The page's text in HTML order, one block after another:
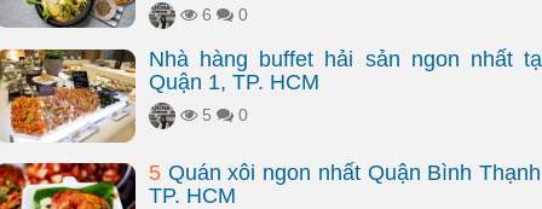
6 0
Nhà hàng buffet hải sản ngon nhất
Quận 1, TP. HCM
5 0
5 Quán xôi ngon nhất Quận Bình
TP. HCM